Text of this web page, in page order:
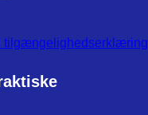
tilgængelighedserklæring